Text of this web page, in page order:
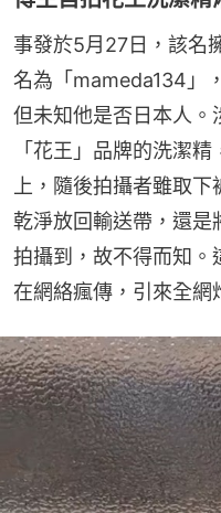
事發於5月27日，該名
名為「mameda134」
但未知他是否日本人。
「花王」品牌的洗潔
上，隨後拍攝者雖取
乾淨放回輸送帶，還是
拍攝到，故不得而知。
在網絡瘋傳，引來全網